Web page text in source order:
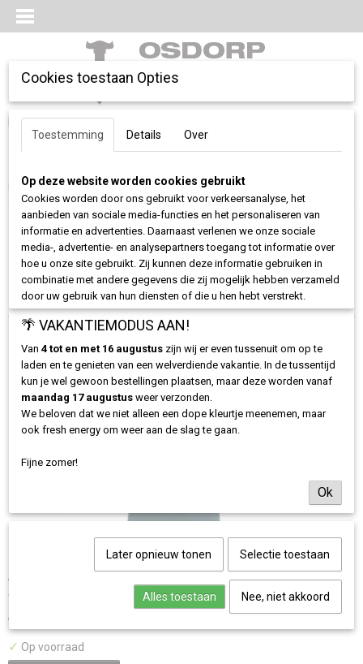
Inloggen Registreren
Home>Kleding>T-Shirts
Sorteer op:
1 2 »
5 sept Nieuw-Vennep
Alternatief OP Fanbase party 2026 T-shirt
Alternatief OP Fanbase party 2026 T-shirt Zoals elk jaar tot…
€ 29,95
✓ Op voorraad
Cookies toestaan Opties
Toestemming Details Over
Op deze website worden cookies gebruikt
Cookies worden door ons gebruikt voor verkeersanalyse, het
aanbieden van sociale media-functies en het personaliseren van
informatie en advertenties. Daarnaast verlenen we onze sociale
media-, advertentie- en analysepartners toegang tot informatie over
hoe u onze site gebruikt. Zij kunnen deze informatie gebruiken in
combinatie met andere gegevens die zij mogelijk hebben verzameld
door uw gebruik van hun diensten of die u hen hebt verstrekt.
🌴 VAKANTIEMODUS AAN!
Van 4 tot en met 16 augustus zijn wij er even tussenuit om op te
laden en te genieten van een welverdiende vakantie. In de tussentijd
kun je wel gewoon bestellingen plaatsen, maar deze worden vanaf
maandag 17 augustus weer verzonden.
We beloven dat we niet alleen een dope kleurtje meenemen, maar
ook fresh energy om weer aan de slag te gaan.
Fijne zomer!
Ok
Later opnieuw tonen Selectie toestaan
Alles toestaan Nee, niet akkoord